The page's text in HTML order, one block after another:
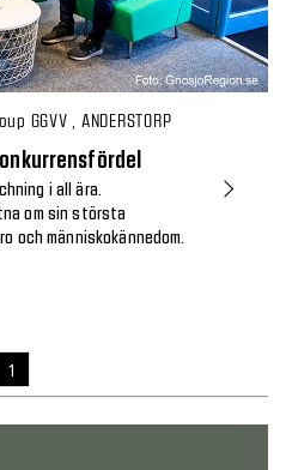
GGVV , ANDERSTORP
i all ära.
om sin största
och människokännedom.
1